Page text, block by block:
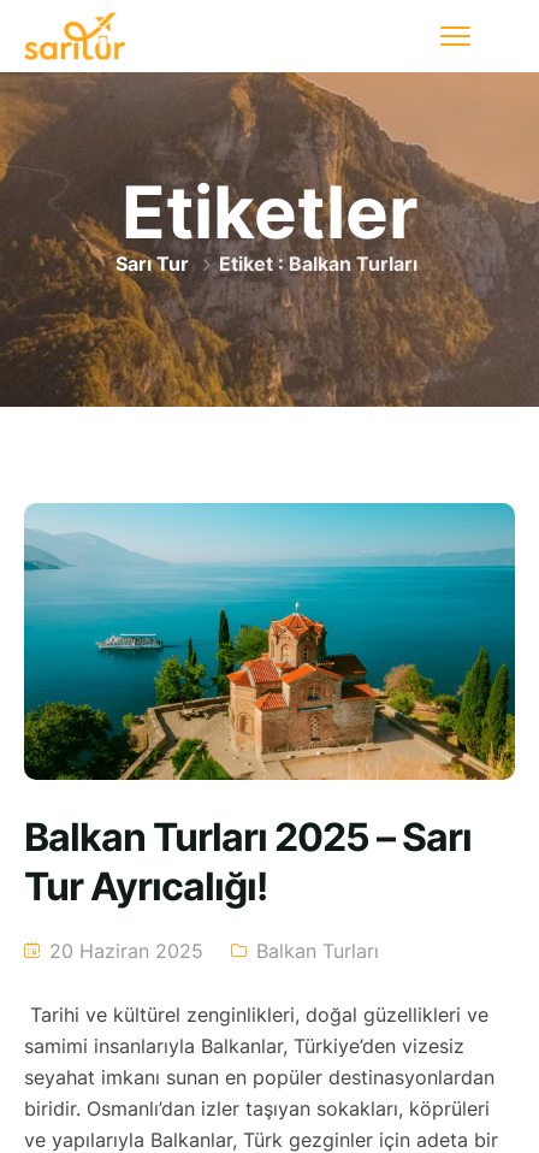
Etiketler
Sarı Tur Etiket : Balkan Turları
Balkan Turları 2025 – Sarı
Tur Ayrıcalığı!
20 Haziran 2025 Balkan Turları
Tarihi ve kültürel zenginlikleri, doğal güzellikleri ve
samimi insanlarıyla Balkanlar, Türkiye’den vizesiz
seyahat imkanı sunan en popüler destinasyonlardan
biridir. Osmanlı’dan izler taşıyan sokakları, köprüleri
ve yapılarıyla Balkanlar, Türk gezginler için adeta bir